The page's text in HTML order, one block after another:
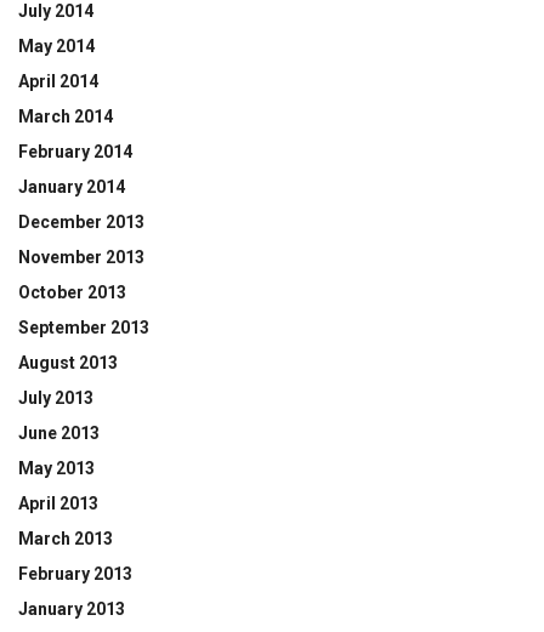
July 2014
May 2014
April 2014
March 2014
February 2014
January 2014
December 2013
November 2013
October 2013
September 2013
August 2013
July 2013
June 2013
May 2013
April 2013
March 2013
February 2013
January 2013